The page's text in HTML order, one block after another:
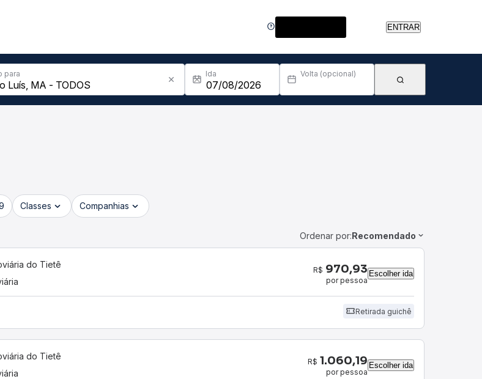
ENTRAR
para Ida Volta (opcional)
Classes Companhias
Ordenar por:Recomendado
do Tietê
R$ 970,93
por pessoa
Escolher ida
Retirada guichê
do Tietê
R$ 1.060,19
por pessoa
Escolher ida